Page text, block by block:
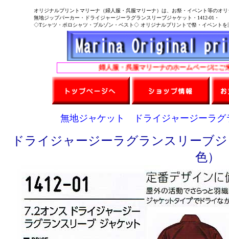
オリジナルプリントマリーナ（婦人服・呉服マリーナ）は、お祭・イベント等のオ
無地ジップパーカー・ドライジャージーラグランスリーブジャケット・1412-01・
◇Tシャツ・ポロシャツ・ブルゾン・ベスト◇ オリジナルプリントで祭・イベント
婦人服・呉服マリーナのホームページにご来
無地ジャケット ドライジャージーラ
ドライジャージーラグランスリーブ
色）